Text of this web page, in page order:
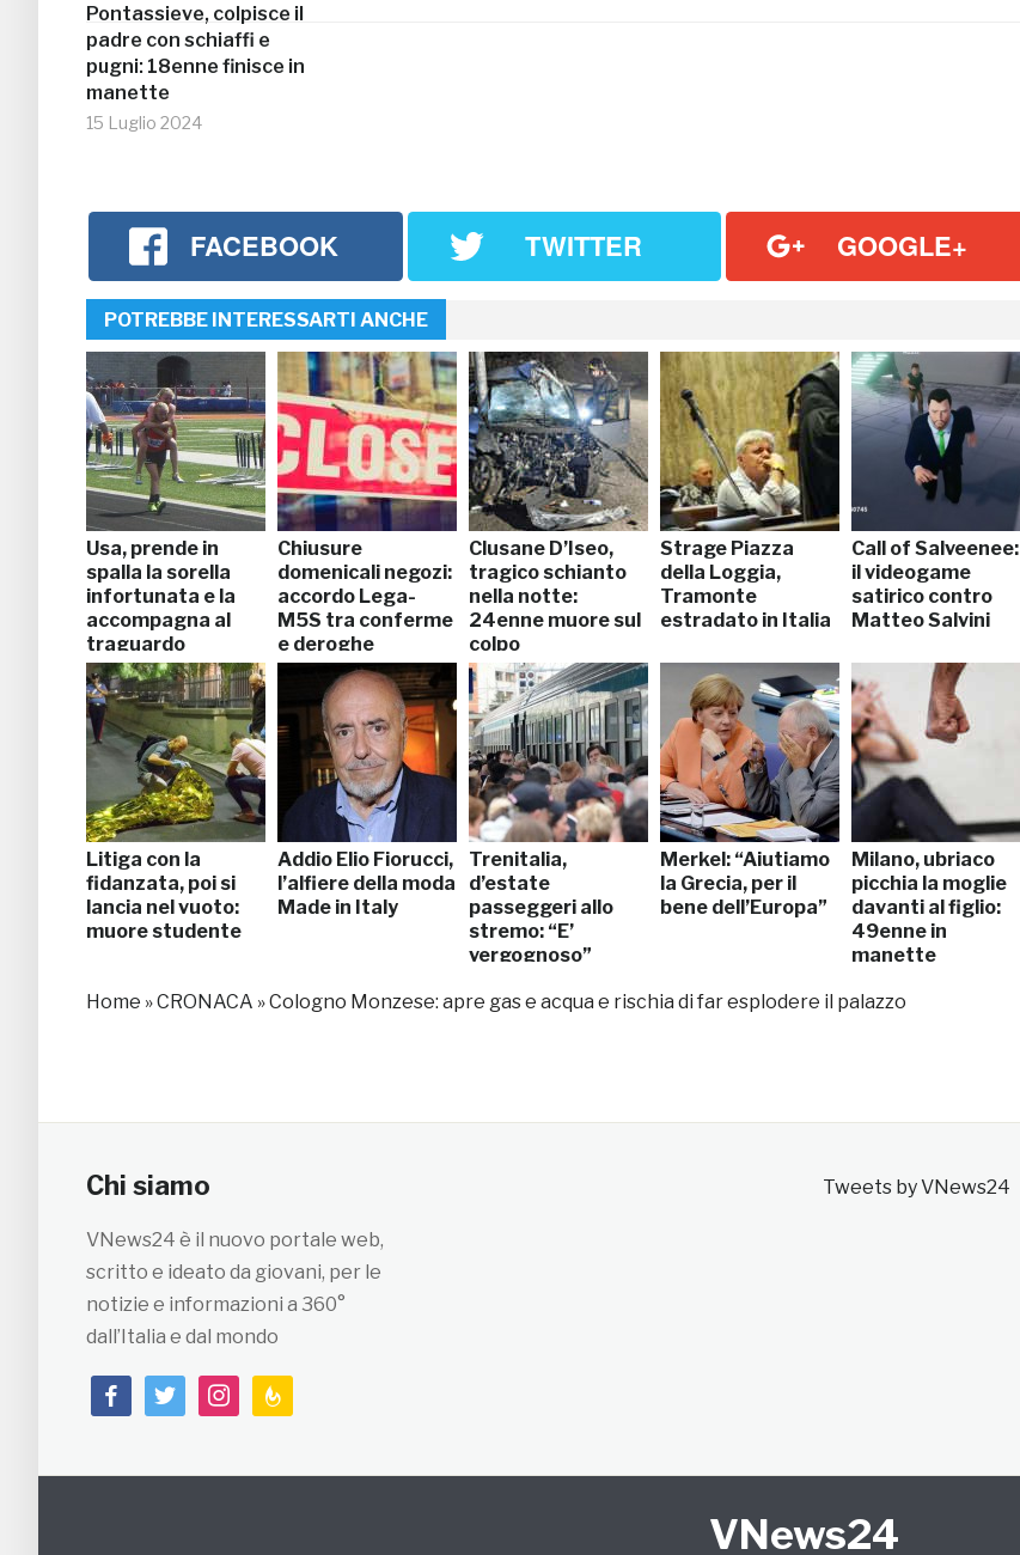
Pontassieve, colpisce il
padre con schiaffi e
pugni: 18enne finisce in
manette
15 Luglio 2024
FACEBOOK TWITTER GOOGLE+
POTREBBE INTERESSARTI ANCHE
Usa, prende in
spalla la sorella
infortunata e la
accompagna al
traguardo
Chiusure
domenicali negozi:
accordo Lega-
M5S tra conferme
e deroghe
Clusane D’Iseo,
tragico schianto
nella notte:
24enne muore sul
colpo
Strage Piazza
della Loggia,
Tramonte
estradato in Italia
Call of Salveenee:
il videogame
satirico contro
Matteo Salvini
Litiga con la
fidanzata, poi si
lancia nel vuoto:
muore studente
Addio Elio Fiorucci,
l’alfiere della moda
Made in Italy
Trenitalia,
d’estate
passeggeri allo
stremo: “E’
vergognoso”
Merkel: “Aiutiamo
la Grecia, per il
bene dell’Europa”
Milano, ubriaco
picchia la moglie
davanti al figlio:
49enne in
manette
Home »CRONACA »Cologno Monzese: apre gas e acqua e rischia di far esplodere il palazzo
Chi siamo
VNews24 è il nuovo portale web,
scritto e ideato da giovani, per le
notizie e informazioni a 360°
dall’Italia e dal mondo
facebooktwitterinstagramfeedburner
Tweets by VNews24
VNews24